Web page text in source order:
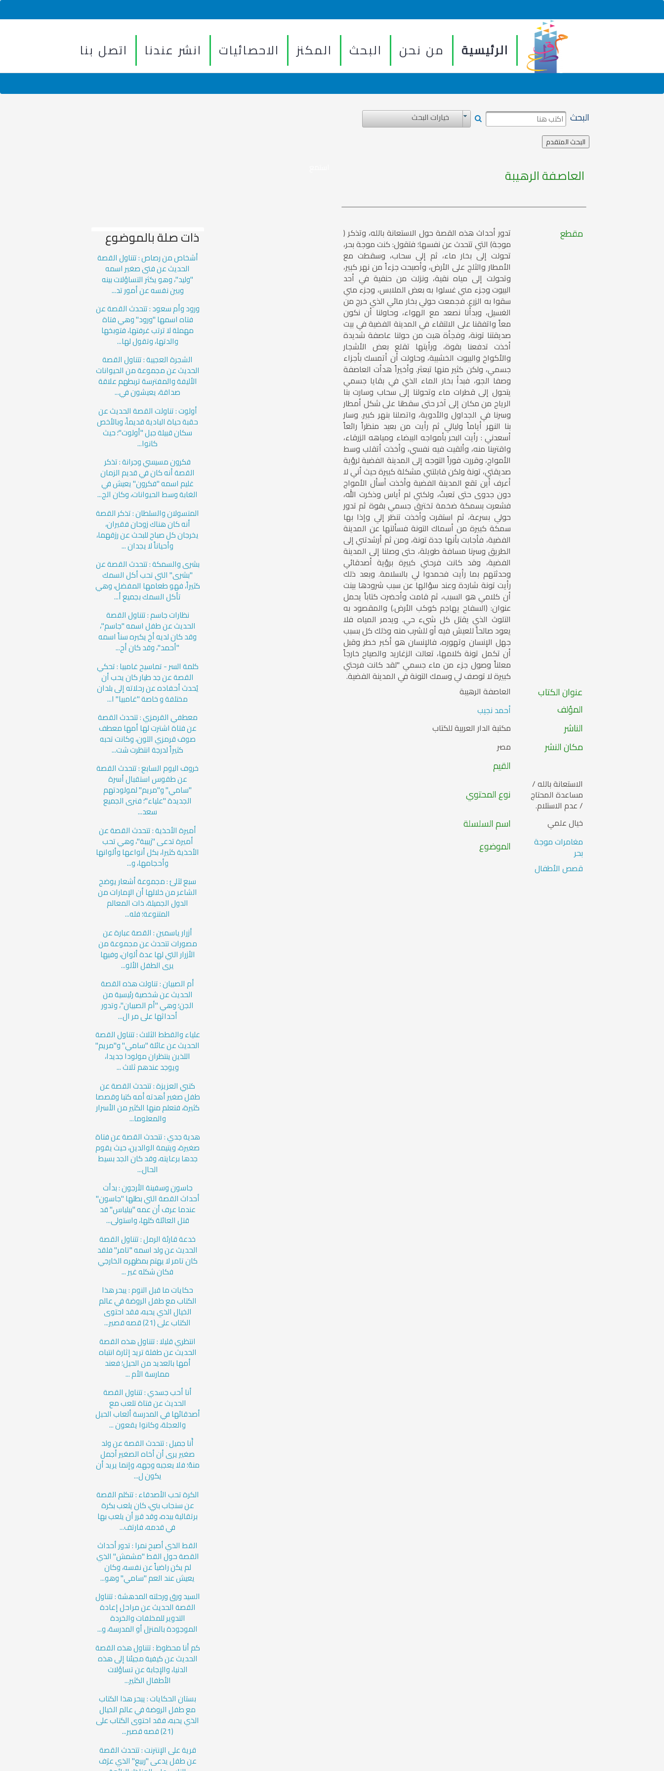
الرئيسية من نحن البحث المكنز الاحصائيات انشر عندنا اتصل بنا
البحث خيارات البحث
العاصفة الرهيبة
مقطع تدور أحداث هذه القصة حول الاستعانة بالله، وتذكر (
موجة) التي تتحدث عن نفسها؛ فتقول: كنت موجة بحر،
تحولت إلى بخار ماء، ثم إلى سحاب، وسقطت مع
الأمطار والثلج على الأرض، وأصبحت جزءاً من نهر كبير،
وتحولت إلى مياه نقية، ونزلت من حنفية في أحد
البيوت وجزء مني غسلوا به بعض الملابس، وجزء مني
سقوا به الزرع. فجمعت حولي بخار مائي الذي خرج من
الغسيل، وبدأنا نصعد مع الهواء، وحاولنا أن نكون
معاً واتفقنا على الالتقاء في المدينة الفضية في بيت
صديقتنا تونة، وفجأة هبت من حولنا عاصفة شديدة
أخذت تدفعنا بقوة، ورأيتها تقلع بعض الأشجار
والأكواخ والبيوت الخشبية، وحاولت أن أتمسك بأجزاء
جسمي، ولكن كثير منها تبعثر. وأخيراً هدأت العاصفة
وصفا الجو، فبدأ بخار الماء الذي في بقايا جسمي
يتحول إلى قطرات ماء وتحولنا إلى سحاب وسارت بنا
الرياح من مكان إلى آخر حتى سقطنا على شكل أمطار
وسرنا في الجداول والأدوية، واتصلنا بنهر كبير. وسار
بنا النهر أياماً وليالي ثم رأيت من بعيد منظراً رائعاً
أسعدني : رأيت البحر بأمواجه البيضاء ومياهه الزرقاء،
واقتربنا منه، وألقيت فيه نفسي، وأخذت أتقلب وسط
الأمواج، وقررت فوراً التوجه إلى المدينة الفضية لرؤية
صديقتي، تونة ولكن قابلتني مشكلة كبيرة حيث أني لا
أعرف أين تقع المدينة الفضية وأخذت أسأل الأمواج
دون جدوى حتى تعبتُ، ولكني لم أياس وذكرت الله،
فشعرت بسمكة ضخمة تخترق جسمي بقوة ثم تدور
حولي بسرعة، ثم استقرت وأخذت تنظر إلي وإذا بها
سمكة كبيرة من أسماك التونة فسألتها عن المدينة
الفضية، فأجابت بأنها جدة تونة، ومن ثم أرشدتني إلى
الطريق وسرنا مسافة طويلة، حتى وصلنا إلى المدينة
الفضية، وقد كانت فرحتي كبيرة برؤية أصدقائي
وحدثتهم بما رأيت فحمدوا لي بالسلامة. وبعد ذلك
رأيت تونة شاردة وعند سؤالها عن سبب شرودها بينت
أن كلامي هو السبب، ثم قامت وأحضرت كتاباً يحمل
عنوان: (السفاح يهاجم كوكب الأرض.) والمقصود به
التلوث الذي يقتل كل شيء حي. ويدمر المياه فلا
يعود صالحاً للعيش فيه أو للشرب منه وذلك كل بسبب
جهل الإنسان وتهوره، فالإنسان هو أكبر خطر وقبل
أن تكمل تونة كلامها، تعالت الزغاريد والصياح خارجاً
معلناً وصول جزء من ماء جسمي "لقد كانت فرحتي
كبيرة لا توصف لي وسمك التونة في المدينة الفضية.
عنوان الكتاب العاصفة الرهيبة
المؤلف أحمد نجيب
الناشر مكتبة الدار العربية للكتاب
مكان النشر مصر
القيم
الاستعانة بالله /
مساعدة المحتاج
/ عدم الاستلام.
نوع المحتوي
خيال علمي اسم السلسلة
مغامرات موجة
بحر الموضوع
قصص الأطفال
ذات صلة بالموضوع
أشخاص من رصاص : تتناول القصة
الحديث عن فتى صغير اسمه
"وليد"، وهو يكثر التساؤلات بينه
وبين نفسه عن أمور تد...
ورود وأم سعود : تتحدث القصة عن
فتاه اسمها "ورود" وهي فتاة
مهملة لا ترتب غرفتها، فتوبخها
والدتها، وتقول لها...
الشجرة العجيبة : تتناول القصة
الحديث عن مجموعة من الحيوانات
الأليفة والمفترسة تربطهم علاقة
صداقة، يعيشون في...
أولوت : تناولت القصة الحديث عن
حقبة حياة البادية قديماً، وبالأخص
سكان قبيلة جبل "أولوت"؛ حيث
كانوا...
فكرون مسيسي وجرانة : تذكر
القصة أنه كان في قديم الزمان
غليم اسمه "فكرون" يعيش في
الغابة وسط الحيوانات، وكان الج...
المتسولان والسلطان : تذكر القصة
أنه كان هناك زوجان فقيران،
يخرجان كل صباح للبحث عن رزقهما،
وأحياناً لا يجدان ...
بشرى والسمكة : تتحدث القصة عن
"بشرى" التي تحب أكل السمك
كثيراً، فهو طعامها المفضل، وهي
تأكل السمك بجميع أ...
نظارات جاسم : تتناول القصة
الحديث عن طفل اسمه "جاسم"،
وقد كان لديه أخ يكبره سناً اسمه
"أحمد"، وقد كان أح...
كلمة السر - تماسيح غامبيا : تحكي
القصة عن جد طيار كان يحب أن
يُحدث أحفاده عن رحلاته إلى بلدان
مختلفة و خاصة "غامبيا" ا...
معطفي القرمزي : تتحدث القصة
عن فتاة اشترت لها أمها معطف
صوف قرمزي اللون، وكانت تحبه
كثيراً لدرجة انتظرت شت...
خروف اليوم السابع : تتحدث القصة
عن طقوس استقبال أسرة
"سامي" و"مريم" لمولودتهم
الجديدة "علياء"؛ فنرى الجميع
سعد...
أميرة الأحذية : تتحدث القصة عن
أميرة تدعى "زبيبة"، وهي تحب
الأحذية كثيرا، بكل أنواعها وألوانها
وأحجامها، و...
سبع لآلئ : مجموعة أشعار يوضح
الشاعر من خلالها أن الإمارات من
الدول الجميلة، ذات المعالم
المتنوعة؛ فله...
أزرار ياسمين : القصة عبارة عن
مصورات تتحدث عن مجموعة من
الأزرار التي لها عدة ألوان، وفيها
يرى الطفل الألو...
أم الصبيان : تناولت هذه القصة
الحديث عن شخصية رئيسية من
الجن؛ وهي "أم الصبيان"، وتدور
أحداثها على مر ال...
علياء والقطط الثلاث : تتناول القصة
الحديث عن عائلة "سامي" و"مريم"
اللذين ينتظران مولودا جديدا،
ويوجد عندهم ثلاث ...
كتبي العزيزة : تتحدث القصة عن
طفل صغير أهدته أمه كتبا وقصصا
كثيرة، فتعلم منها الكثير من الأسرار
والمعلوما...
هدية جدي : تتحدث القصة عن فتاة
صغيرة، ويتيمة الوالدين، حيث يقوم
جدها برعايته، وقد كان الجد بسيط
الحال...
جاسون وسفينة الأرجون : بدأت
أحداث القصة التي بطلها "جاسون"
عندما عرف أن عمه "بيلياس" قد
قتل العائلة كلها، واستولى...
خدعة قارئة الرمل : تتناول القصة
الحديث عن ولد اسمه "تامر" فلقد
كان تامر لا يهتم بمظهره الخارجي
فكان شكله غير ...
حكايات ما قبل النوم : يبحر هذا
الكتاب مع طفل الروضة في عالم
الخيال الذي يحبه، فقد احتوى
الكتاب على (21) قصه قصير...
انتظري قليلا : تتناول هذه القصة
الحديث عن طفلة تريد إثارة انتباه
أمها بالعديد من الحيل؛ فعند
ممارسة الأم ...
أنا أحب جسدي : تتناول القصة
الحديث عن فتاة تلعب مع
أصدقائها في المدرسة ألعاب الحبل
والعجلة، وكانوا يقعون ...
أَنا جميل : تتحدث القصة عن ولد
صغير يرى أن أخاه الصغير أجمل
منهُ؛ فلا يعجبه وجهه، وإنما يريد أن
يكون ل...
الكرة تحب الأصدقاء : تتكلم القصة
عن سنجاب بني، كان يلعب بكرة
برتقالية بيده، وقد قرر أن يلعب بها
في قدمه، فارتف...
القط الذي أصبح نمرا : تدور أحداث
القصة حول القط "مشمش" الذي
لم يكن راضياً عن نفسه، وكان
يعيش عند العم "سامي" وهو...
السيد ورق ورحلته المدهشة : تتناول
القصة الحديث عن مراحل إعادة
التدوير للمخلفات والخردة
الموجودة بالمنزل أو المدرسة، و...
كم أنا محظوظ : تتناول هذه القصة
الحديث عن كيفية مجيئنا إلى هذه
الدنيا، والإجابة عن تساؤلات
الأطفال الكثير...
بستان الحكايات : يبحر هذا الكتاب
مع طفل الروضة في عالم الخيال
الذي يحبه، فقد احتوى الكتاب على
(21) قصه قصير...
قرية على الإنترنت : تتحدث القصة
عن طفل يدعى "ربيع" الذي عرَف